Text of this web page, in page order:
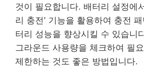
것이 필요합니다. 배터리 설정에
리 충전’ 기능을 활용하여 충전
터리 성능을 향상시킬 수 있습니
그라운드 사용량을 체크하여 필
제한하는 것도 좋은 방법입니다.